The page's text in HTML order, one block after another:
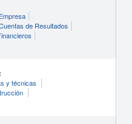
de Resultados
y técnicas